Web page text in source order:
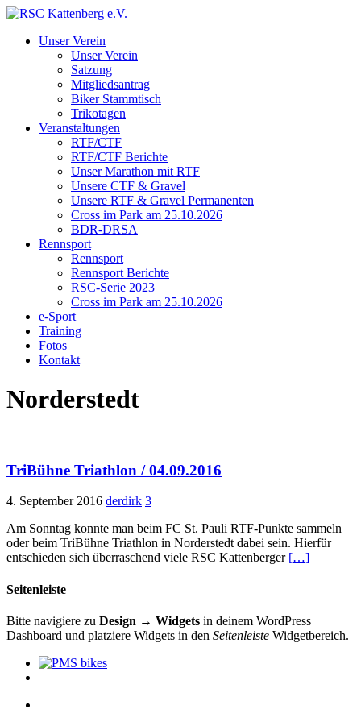
Unser Verein
Unser Verein
Satzung
Mitgliedsantrag
Biker Stammtisch
Trikotagen
Veranstaltungen
RTF/CTF
RTF/CTF Berichte
Unser Marathon mit RTF
Unsere CTF & Gravel
Unsere RTF & Gravel Permanenten
Cross im Park am 25.10.2026
BDR-DRSA
Rennsport
Rennsport
Rennsport Berichte
RSC-Serie 2023
Cross im Park am 25.10.2026
e-Sport
Training
Fotos
Kontakt
Norderstedt
TriBühne Triathlon / 04.09.2016
4. September 2016 derdirk 3
Am Sonntag konnte man beim FC St. Pauli RTF-Punkte sammeln
oder beim TriBühne Triathlon in Norderstedt dabei sein. Hierfür
entschieden sich überraschend viele RSC Kattenberger […]
Seitenleiste
Bitte navigiere zu Design → Widgets in deinem WordPress
Dashboard und platziere Widgets in den Seitenleiste Widgetbereich.